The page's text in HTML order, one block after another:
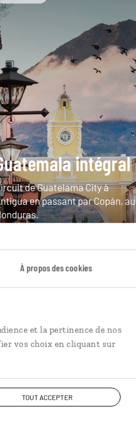
À propos des cookies
et la pertinence de nos
vos choix en cliquant sur
TOUT ACCEPTER
intégral
de Guatelama City à
en passant par Copán, au